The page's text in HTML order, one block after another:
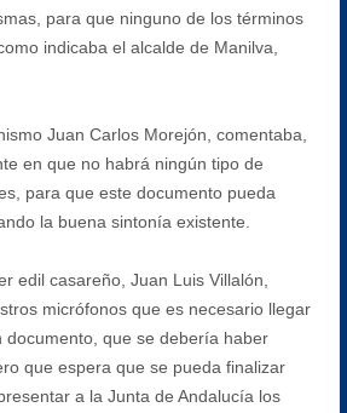
para que ninguno de los términos
indicaba el alcalde de Manilva,
Juan Carlos Morejón, comentaba,
en que no habrá ningún tipo de
para que este documento pueda
la buena sintonía existente.
edil casareño, Juan Luis Villalón,
micrófonos que es necesario llegar
documento, que se debería haber
que espera que se pueda finalizar
a la Junta de Andalucía los